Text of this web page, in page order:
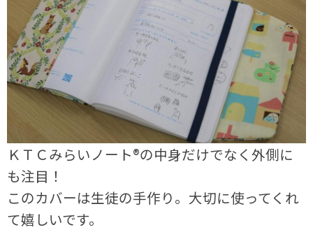
ＫＴＣみらいノート®の中身だけでなく外側に
も注目！
このカバーは生徒の手作り。大切に使ってくれ
て嬉しいです。